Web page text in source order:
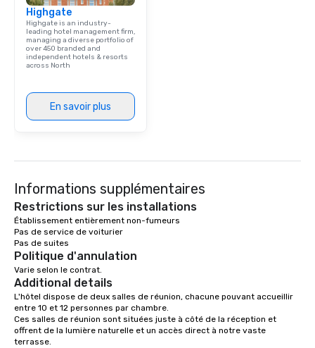
Highgate
Highgate is an industry-
leading hotel management firm,
managing a diverse portfolio of
over 450 branded and
independent hotels & resorts
across North
En savoir plus
Informations supplémentaires
Restrictions sur les installations
Établissement entièrement non-fumeurs
Pas de service de voiturier
Politique d'annulation
Varie selon le contrat.
Additional details
L'hôtel dispose de deux salles de réunion, chacune pouvant accueillir
entre 10 et 12 personnes par chambre.
Ces salles de réunion sont situées juste à côté de la réception et
offrent de la lumière naturelle et un accès direct à notre vaste
terrasse.